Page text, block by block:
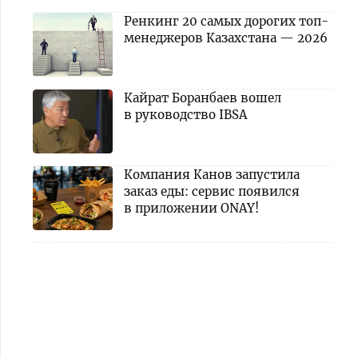
Ренкинг 20 самых дорогих топ-
менеджеров Казахстана — 2026
Кайрат Боранбаев вошел
в руководство IBSA
Компания Канов запустила
заказ еды: сервис появился
в приложении ONAY!